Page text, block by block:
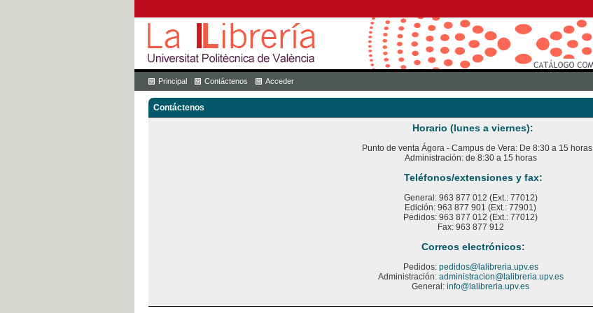
Principal Contáctenos Acceder
Contáctenos
Horario (lunes a viernes):
Punto de venta Ágora - Campus de Vera: De 8:30 a 15 horas
Administración: de 8:30 a 15 horas
Teléfonos/extensiones y fax:
General: 963 877 012 (Ext.: 77012)
Edición: 963 877 901 (Ext.: 77901)
Pedidos: 963 877 012 (Ext.: 77012)
Fax: 963 877 912
Correos electrónicos:
Pedidos: pedidos@lalibreria.upv.es
Administración: administracion@lalibreria.upv.es
General: info@lalibreria.upv.es